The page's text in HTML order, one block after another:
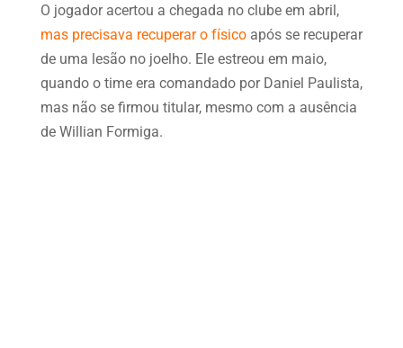
O jogador acertou a chegada no clube em abril,
mas precisava recuperar o físicoapós se recuperar
de uma lesão no joelho. Ele estreou em maio,
quando o time era comandado por Daniel Paulista,
mas não se firmou titular, mesmo com a ausência
de Willian Formiga.